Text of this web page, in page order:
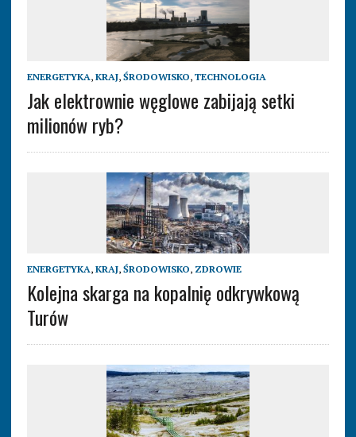
ENERGETYKA, KRAJ, ŚRODOWISKO, TECHNOLOGIA
Jak elektrownie węglowe zabijają setki
milionów ryb?
ENERGETYKA, KRAJ, ŚRODOWISKO, ZDROWIE
Kolejna skarga na kopalnię odkrywkową
Turów